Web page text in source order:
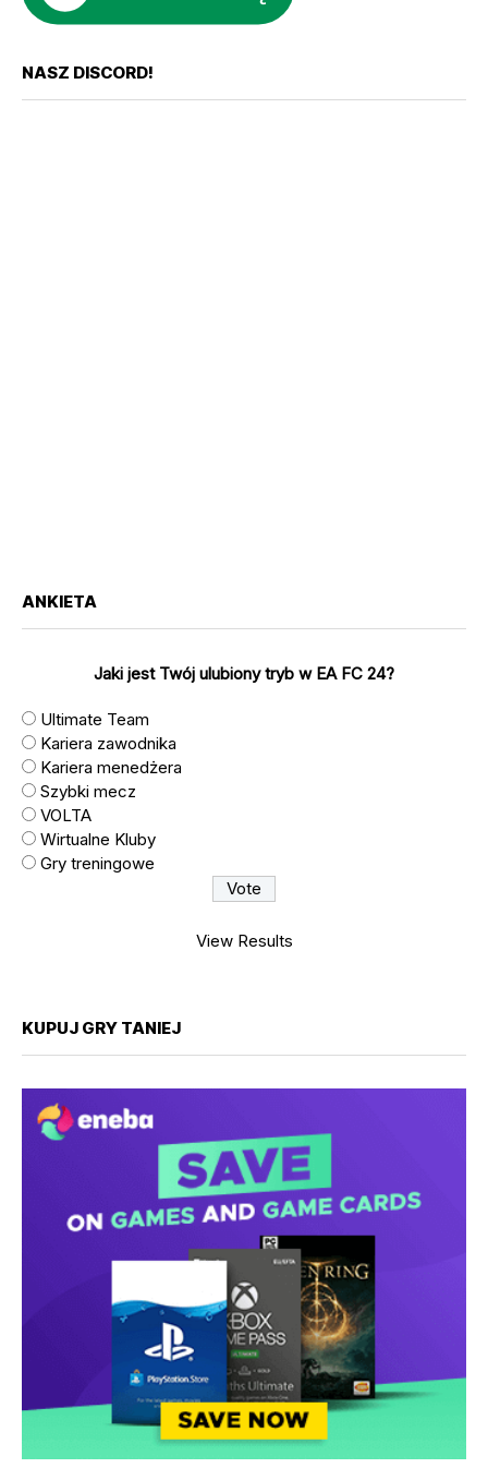
NASZ DISCORD!
ANKIETA
Jaki jest Twój ulubiony tryb w EA FC 24?
Ultimate Team
Kariera zawodnika
Kariera menedżera
Szybki mecz
VOLTA
Wirtualne Kluby
Gry treningowe
View Results
KUPUJ GRY TANIEJ